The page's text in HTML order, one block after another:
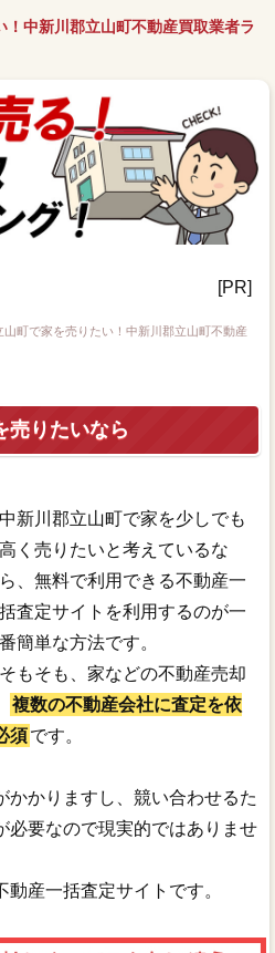
中新川郡立山町不動産買取業者ラ
[PR]
山町で家を売りたい！中新川郡立山町不動産
売りたいなら
中新川郡立山町で家を少しでも
高く売りたいと考えているな
ら、無料で利用できる不動産一
括査定サイトを利用するのが一
番簡単な方法です。
そもそも、家などの不動産売却
複数の不動産会社に査定を依
須です。
かかりますし、競い合わせるた
必要なので現実的ではありませ
産一括査定サイトです。